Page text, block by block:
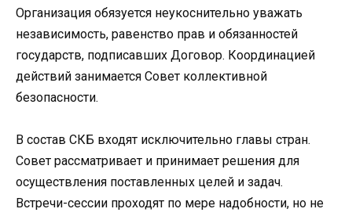
Организация обязуется неукоснительно уважать
независимость, равенство прав и обязанностей
государств, подписавших Договор. Координацией
действий занимается Совет коллективной
безопасности.
В состав СКБ входят исключительно главы стран.
Совет рассматривает и принимает решения для
осуществления поставленных целей и задач.
Встречи-сессии проходят по мере надобности, но не